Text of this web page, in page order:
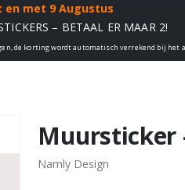
en met 9 Augustus
– BETAAL ER MAAR 2!
de korting wordt automatisch verrekend bij het
Muursticker
Namly Design